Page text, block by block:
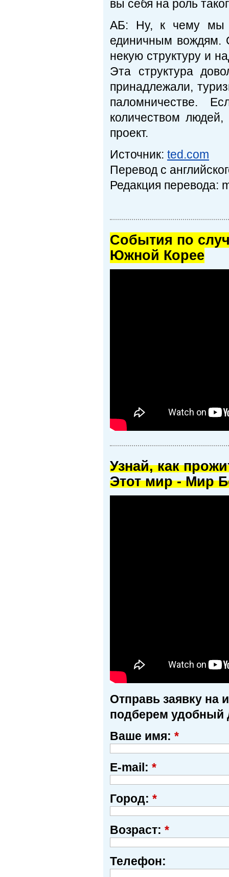
вы себя на роль
АБ: Ну, к чему мы
единичным вождям.
некую структуру и
Эта структура
принадлежали,
паломничестве.
количеством
проект.
Источник: ted.com
Перевод с
Редакция перевода:
Cобытия по
Южной Корее
Узнай, как
Этот мир - Мир
Отправь заявку на
подберем удобный
Ваше имя: *
E-mail: *
Город: *
Возраст: *
Телефон: